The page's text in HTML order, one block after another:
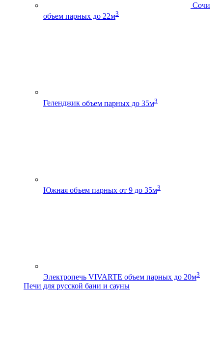
Сочи
объем парных до 22м3
Геленджик объем парных до 35м3
Южная объем парных от 9 до 35м3
Электропечь VIVARTE объем парных до 20м3
Печи для русской бани и сауны